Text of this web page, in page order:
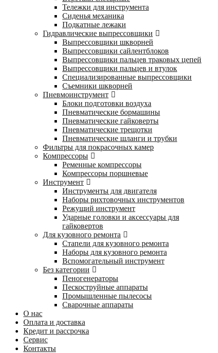
Тележки для инструмента
Сиденья механика
Подкатные лежаки
Гидравлические выпрессовщики
Выпрессовщики шкворней
Выпрессовщики сайлентблоков
Выпрессовщики пальцев траковых цепей
Выпрессовщики пальцев и втулок
Специализированные выпрессовщики
Cъемники шкворней
Пневмоинструмент
Блоки подготовки воздуха
Пневматические бормашины
Пневматические гайковерты
Пневматические трещотки
Пневматические шланги и трубки
Фильтры для покрасочных камер
Компрессоры
Ременные компрессоры
Компрессоры поршневые
Инструмент
Инструменты для двигателя
Наборы рихтовочных инструментов
Режущий инструмент
Ударные головки и аксессуары для
гайковертов
Для кузовного ремонта
Стапели для кузовного ремонта
Наборы для кузовного ремонта
Вспомогательный инструмент
Без категории
Пеногенераторы
Пескоструйные аппараты
Промышленные пылесосы
Сварочные аппараты
О нас
Оплата и доставка
Кредит и рассрочка
Сервис
Контакты